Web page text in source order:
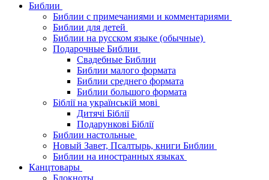
Библии
Библии с примечаниями и комментариями
Библии для детей
Библии на русском языке (обычные)
Подарочные Библии
Свадебные Библии
Библии малого формата
Библии среднего формата
Библии большого формата
Біблії на українській мові
Дитячі Біблії
Подарункові Біблії
Библии настольные
Новый Завет, Псалтырь, книги Библии
Библии на иностранных языках
Канцтовары